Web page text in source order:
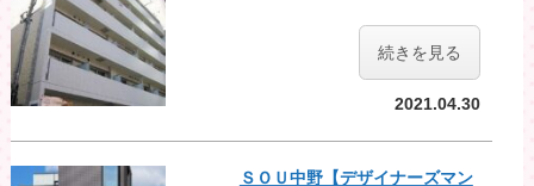
続きを見る
2021.04.30
ＳＯＵ中野【デザイナーズマン